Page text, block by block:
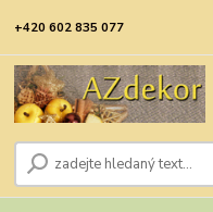
+420 602 835 077